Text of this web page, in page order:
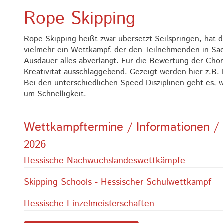
Rope Skipping
Rope Skipping heißt zwar übersetzt Seilspringen, hat
vielmehr ein Wettkampf, der den Teilnehmenden in
Ausdauer alles abverlangt. Für die Bewertung der
Kreativität ausschlaggebend. Gezeigt werden hier
Bei den unterschiedlichen Speed-Disziplinen geht es,
um Schnelligkeit.
Wettkampftermine / Informationen /
2026
Hessische Nachwuchslandeswettkämpfe
Skipping Schools - Hessischer Schulwettkampf
Hessische Einzelmeisterschaften